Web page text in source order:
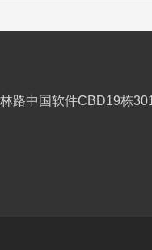
路中国软件CBD19栋